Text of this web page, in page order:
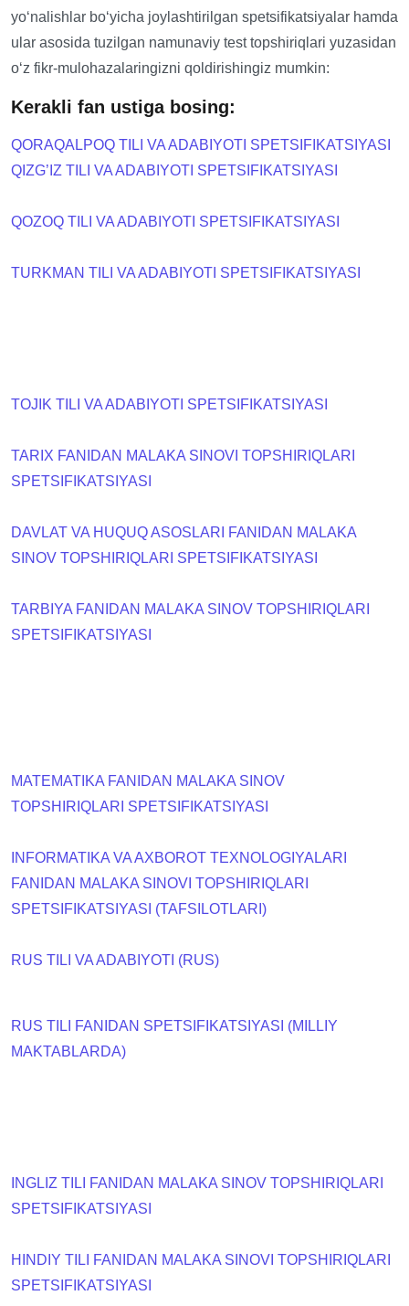
yo‘nalishlar bo‘yicha joylashtirilgan spetsifikatsiyalar hamda
ular asosida tuzilgan namunaviy test topshiriqlari yuzasidan
o‘z fikr-mulohazalaringizni qoldirishingiz mumkin:
Kerakli fan ustiga bosing:
QORAQALPOQ TILI VA ADABIYOTI SPETSIFIKATSIYASI
QIZG’IZ TILI VA ADABIYOTI SPETSIFIKATSIYASI
QOZOQ TILI VA ADABIYOTI SPETSIFIKATSIYASI
TURKMAN TILI VA ADABIYOTI SPETSIFIKATSIYASI
TOJIK TILI VA ADABIYOTI SPETSIFIKATSIYASI
TARIX FANIDAN MALAKA SINOVI TOPSHIRIQLARI
SPETSIFIKATSIYASI
DAVLAT VA HUQUQ ASOSLARI FANIDAN MALAKA
SINOV TOPSHIRIQLARI SPETSIFIKATSIYASI
TARBIYA FANIDAN MALAKA SINOV TOPSHIRIQLARI
SPETSIFIKATSIYASI
MATEMATIKA FANIDAN MALAKA SINOV
TOPSHIRIQLARI SPETSIFIKATSIYASI
INFORMATIKA VA AXBOROT TEXNOLOGIYALARI
FANIDAN MALAKA SINOVI TOPSHIRIQLARI
SPETSIFIKATSIYASI (TAFSILOTLARI)
RUS TILI VA ADABIYOTI (RUS)
RUS TILI FANIDAN SPETSIFIKATSIYASI (MILLIY
MAKTABLARDA)
INGLIZ TILI FANIDAN MALAKA SINOV TOPSHIRIQLARI
SPETSIFIKATSIYASI
HINDIY TILI FANIDAN MALAKA SINOVI TOPSHIRIQLARI
SPETSIFIKATSIYASI